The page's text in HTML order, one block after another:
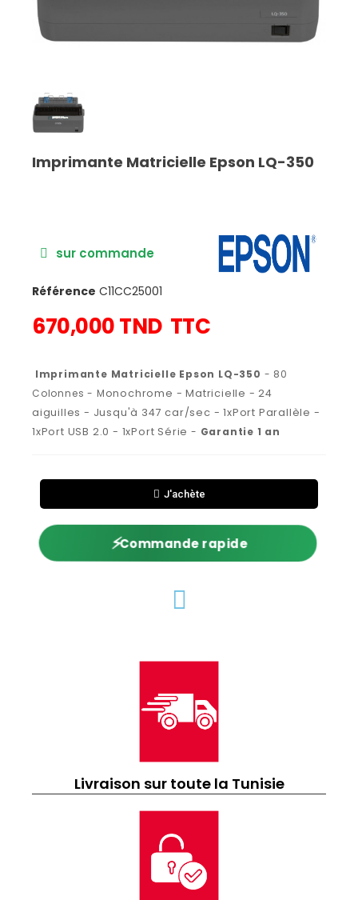
Imprimante Matricielle Epson LQ-350
sur commande
Référence C11CC25001
670,000 TND TTC
Imprimante Matricielle Epson LQ-350 - 80
Colonnes - Monochrome - Matricielle - 24
aiguilles - Jusqu'à 347 car/sec - 1xPort Parallèle -
1xPort USB 2.0 - 1xPort Série - Garantie 1 an
J'achète
⚡Commande rapide
Livraison sur toute la Tunisie